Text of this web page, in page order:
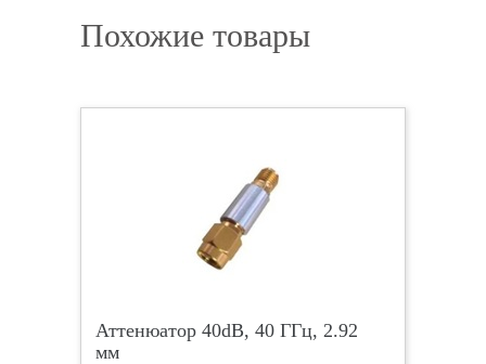
Похожие товары
Аттенюатор 40dB, 40 ГГц, 2.92
мм